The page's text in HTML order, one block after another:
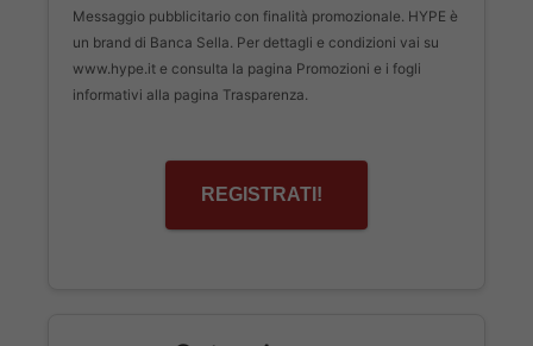
Messaggio pubblicitario con finalità promozionale. HYPE è
un brand di Banca Sella. Per dettagli e condizioni vai su
www.hype.it e consulta la pagina Promozioni e i fogli
informativi alla pagina Trasparenza.
REGISTRATI!